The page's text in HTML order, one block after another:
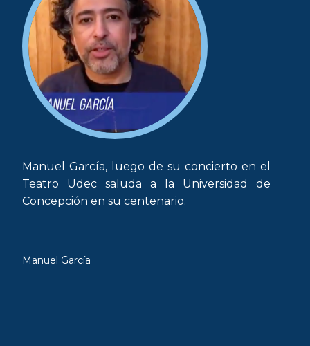
Manuel García, luego de su concierto en el
Teatro Udec saluda a la Universidad de
Concepción en su centenario.
Manuel García